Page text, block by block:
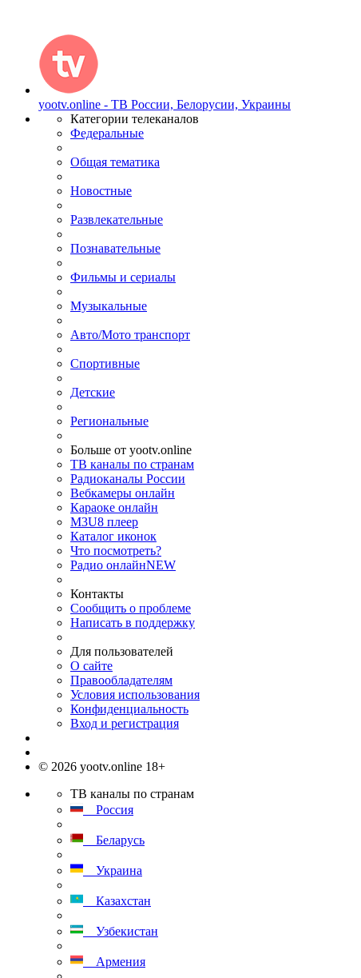
yootv.online - ТВ России, Белорусии, Украины
Категории телеканалов
Федеральные
Общая тематика
Новостные
Развлекательные
Познавательные
Фильмы и сериалы
Музыкальные
Авто/Мото транспорт
Спортивные
Детские
Региональные
Больше от yootv.online
ТВ каналы по странам
Радиоканалы России
Вебкамеры онлайн
Караоке онлайн
M3U8 плеер
Каталог иконок
Что посмотреть?
Радио онлайнNEW
Контакты
Сообщить о проблеме
Написать в поддержку
Для пользователей
О сайте
Правообладателям
Условия использования
Конфиденциальность
Вход и регистрация
© 2026 yootv.online 18+
ТВ каналы по странам
Россия
Беларусь
Украина
Казахстан
Узбекистан
Армения